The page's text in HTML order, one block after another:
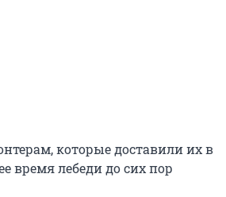
которые доставили их в
лебеди до сих пор